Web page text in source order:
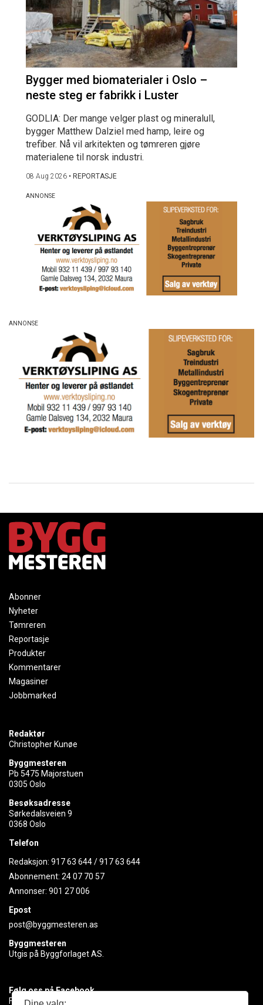
Bygger med biomaterialer i Oslo –
neste steg er fabrikk i Luster
GODLIA: Der mange velger plast og mineralull,
bygger Matthew Dalziel med hamp, leire og
trefiber. Nå vil arkitekten og tømreren gjøre
materialene til norsk industri.
08 Aug 2026 • REPORTASJE
Abonner
Nyheter
Tømreren
Reportasje
Produkter
Kommentarer
Magasiner
Jobbmarked
Redaktør
Christopher Kunøe
Byggmesteren
Pb 5475 Majorstuen
0305 Oslo
Besøksadresse
Sørkedalsveien 9
0368 Oslo
Telefon
Redaksjon: 917 63 644/917 63 644
Abonnement: 24 07 70 57
Annonser: 901 27 006
Epost
post@byggmesteren.as
Byggmesteren
Utgis på Byggforlaget AS.
Følg oss på Facebook
Få med deg det siste innen byggebransjen